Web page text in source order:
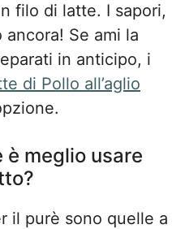
filo di latte. I sapori,
Se ami la
in anticipo, i
di Pollo all’aglio
meglio usare
il purè sono quelle a